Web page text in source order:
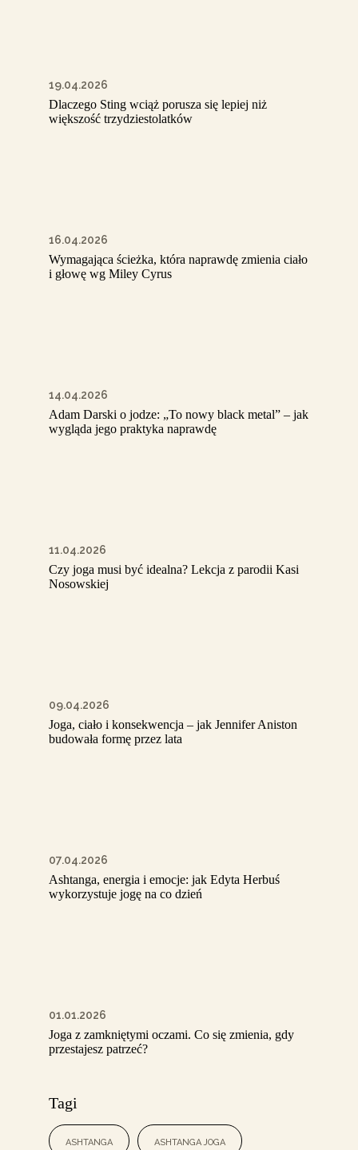
19.04.2026
Dlaczego Sting wciąż porusza się lepiej niż
większość trzydziestolatków
16.04.2026
Wymagająca ścieżka, która naprawdę zmienia ciało
i głowę wg Miley Cyrus
14.04.2026
Adam Darski o jodze: „To nowy black metal” – jak
wygląda jego praktyka naprawdę
11.04.2026
Czy joga musi być idealna? Lekcja z parodii Kasi
Nosowskiej
09.04.2026
Joga, ciało i konsekwencja – jak Jennifer Aniston
budowała formę przez lata
07.04.2026
Ashtanga, energia i emocje: jak Edyta Herbuś
wykorzystuje jogę na co dzień
01.01.2026
Joga z zamkniętymi oczami. Co się zmienia, gdy
przestajesz patrzeć?
Tagi
ashtanga ashtanga joga